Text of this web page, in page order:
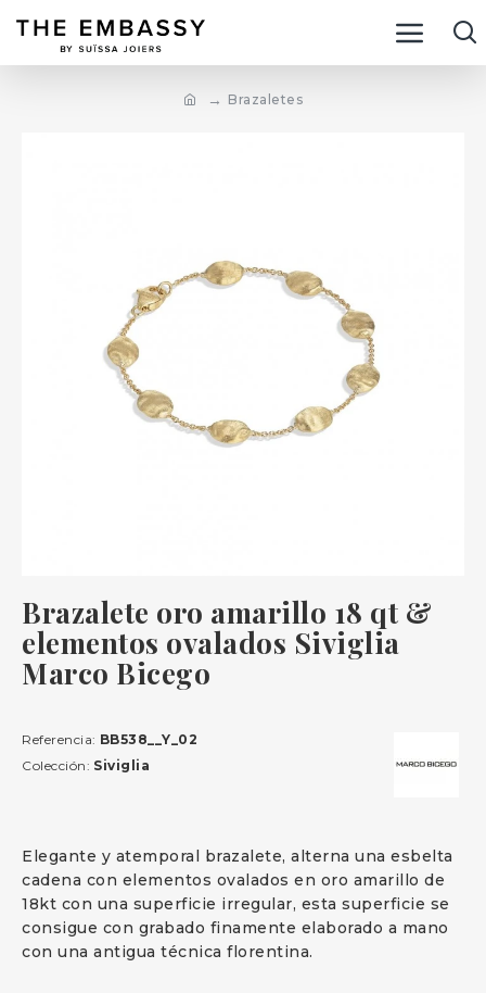
Brazaletes
Brazalete oro amarillo 18 qt &
elementos ovalados Siviglia
Marco Bicego
Elegante y atemporal brazalete, alterna una esbelta
cadena con elementos ovalados en oro amarillo de
18kt con una superficie irregular, esta superficie se
consigue con grabado finamente elaborado a mano
con una antigua técnica florentina.
Referencia: BB538__Y_02
Colección: Siviglia